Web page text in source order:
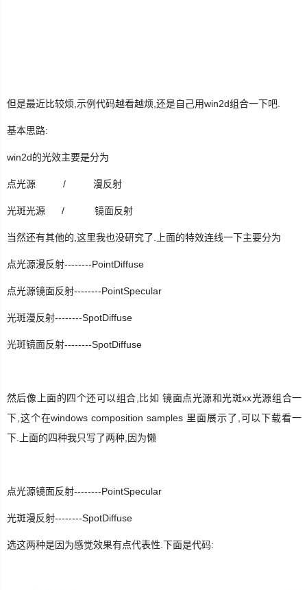
数
Xamarin
错
软
件
程
ASP.NET
但是最近比较烦,示例代码越看越烦,还是自己用win2d组合一下吧.
基本思路:
win2d的光效主要是分为
点光源 / 漫反射
光斑光源 / 镜面反射
当然还有其他的,这里我也没研究了.上面的特效连线一下主要分为
点光源漫反射--------PointDiffuse
点光源镜面反射--------PointSpecular
光斑漫反射--------SpotDiffuse
光斑镜面反射--------SpotDiffuse
然后像上面的四个还可以组合,比如 镜面点光源和光斑xx光源组合一
下, 这个在windows composition samples 里面展示了,可以下载看一
下.上面的四种我只写了两种,因为懒
点光源镜面反射--------PointSpecular
光斑漫反射--------SpotDiffuse
选这两种是因为感觉效果有点代表性.下面是代码: